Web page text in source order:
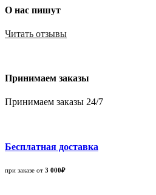
О нас пишут
Читать отзывы
Принимаем заказы
Принимаем заказы 24/7
Бесплатная доставка
при заказе от 3 000₽